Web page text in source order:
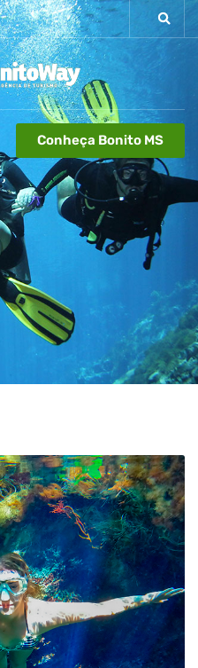
Conheça Bonito MS